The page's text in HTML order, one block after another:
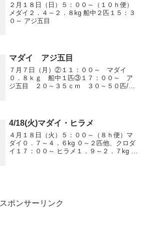
２月１８日（日）５：００～（１０ｈ便）
メダイ２．４～２．８kg 船中２匹１５：３
０～ アジ五目
マダイ アジ五目
７月７日（月）②１１：００～ マダイ
０．８ｋｇ 船中１匹③１７：００～ ア
ジ五目 ２０～３５ｃｍ ３０～５０匹/１
4/18(火)マダイ・ヒラメ
４月１８日（火）５：００～（８ｈ便）マ
ダイ０．７～４．６kg ０～２匹他、クロダ
イ１７：００～ ヒラメ１．９～２．７kg ３
スポンサーリンク